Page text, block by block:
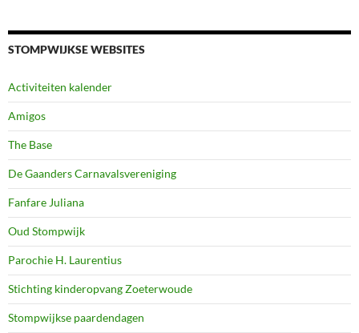
STOMPWIJKSE WEBSITES
Activiteiten kalender
Amigos
The Base
De Gaanders Carnavalsvereniging
Fanfare Juliana
Oud Stompwijk
Parochie H. Laurentius
Stichting kinderopvang Zoeterwoude
Stompwijkse paardendagen